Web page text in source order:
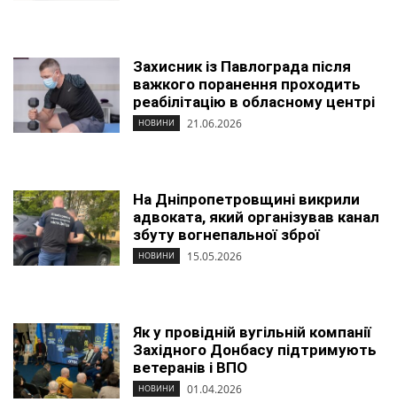
Захисник із Павлограда після
важкого поранення проходить
реабілітацію в обласному центрі
НОВИНИ 21.06.2026
На Дніпропетровщині викрили
адвоката, який організував канал
збуту вогнепальної зброї
НОВИНИ 15.05.2026
Як у провідній вугільній компанії
Західного Донбасу підтримують
ветеранів і ВПО
НОВИНИ 01.04.2026